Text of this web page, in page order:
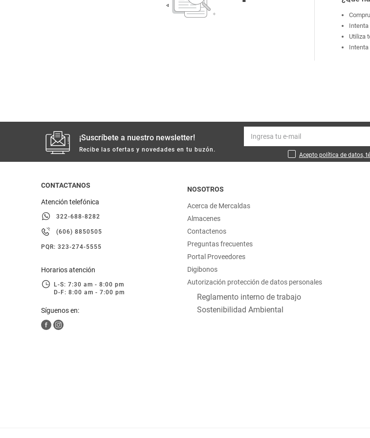
limpieza
otros
hogar
moda
deportes
Intenta
Utiliza
Intenta
¡Suscríbete a nuestro newsletter!
Recibe las ofertas y novedades en tu buzón.
Acepto política de datos,
CONTACTANOS
Atención telefónica
322-688-8282
(606) 8850505
PQR: 323-274-5555
Horarios atención
L-S: 7:30 am - 8:00 pm
D-F: 8:00 am - 7:00 pm
Síguenos en:
NOSOTROS
Acerca de Mercaldas
Almacenes
Contactenos
Preguntas frecuentes
Portal Proveedores
Digibonos
Autorización protección de datos personales
Reglamento interno de trabajo
Sostenibilidad Ambiental
Mantequilla